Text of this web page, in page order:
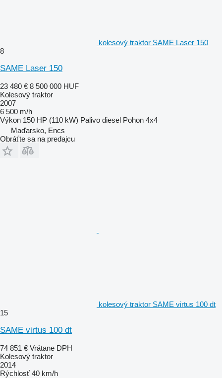
kolesový traktor SAME Laser 150
8
SAME Laser 150
23 480 € 8 500 000 HUF
Kolesový traktor
2007
6 500 m/h
Výkon 150 HP (110 kW) Palivo diesel Pohon 4x4
Maďarsko, Encs
Obráťte sa na predajcu
kolesový traktor SAME virtus 100 dt
15
SAME virtus 100 dt
74 851 € Vrátane DPH
Kolesový traktor
2014
Rýchlosť 40 km/h